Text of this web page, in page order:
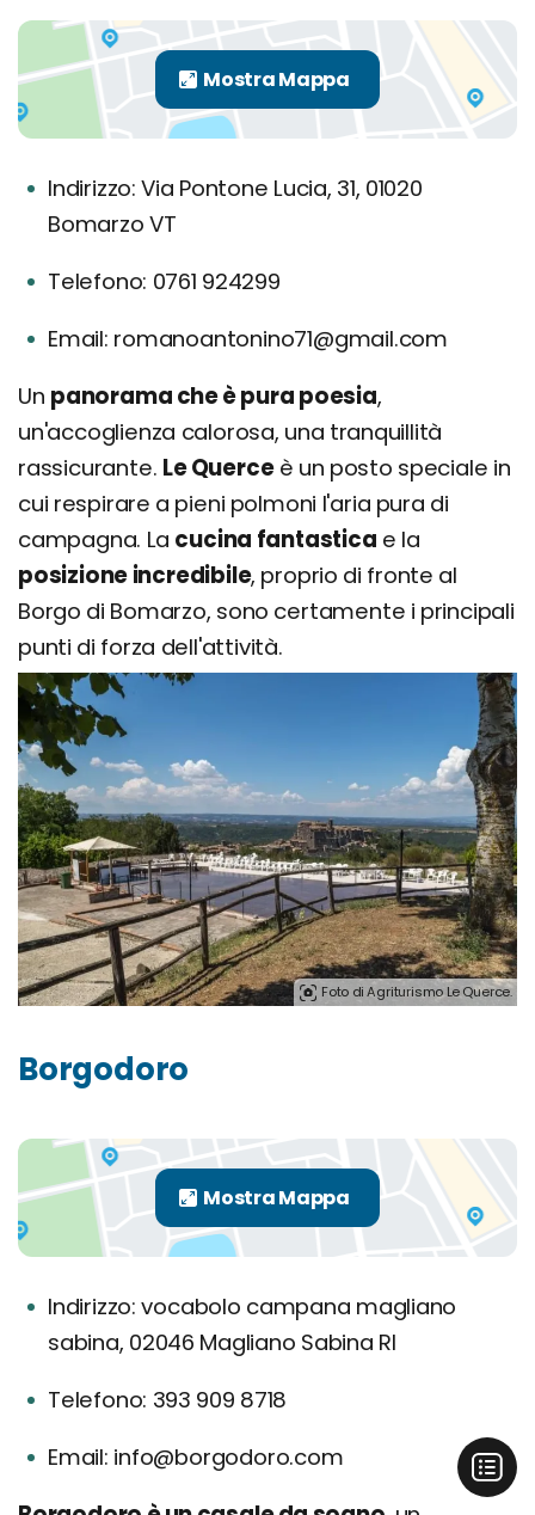
Indirizzo: Via Pontone Lucia, 31, 01020
Bomarzo VT
Telefono: 0761 924299
Email: romanoantonino71@gmail.com
Un panorama che è pura poesia,
un'accoglienza calorosa, una tranquillità
rassicurante. Le Querceè un posto speciale in
cui respirare a pieni polmoni l'aria pura di
campagna. La cucina fantastica e la
posizione incredibile, proprio di fronte al
Borgo di Bomarzo, sono certamente i principali
punti di forza dell'attività.
Foto di Agriturismo Le Querce.
Borgodoro
Indirizzo: vocabolo campana magliano
sabina, 02046 Magliano Sabina RI
Telefono: 393 909 8718
Email: info@borgodoro.com